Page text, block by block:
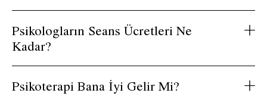
Psikologların Seans Ücretleri Ne
Kadar?
Psikoterapi Bana İyi Gelir Mi?